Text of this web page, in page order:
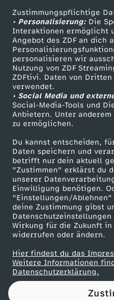
Zustimmungspflichtige
• Personalisierung:Die
Interaktionen ermöglicht
Angebot des ZDF an dich
personalisieren wir
Nutzung von ZDF
ZDFtivi. Daten von
verwendet.
• Social Media und
Social-Media-Tools und
Anbietern. Unter
zu ermöglichen.
Du kannst entscheiden,
Daten speichern und
betrifft nur dein aktuell
"Zustimmen" erklärst du
unserer
Einwilligung benötigen.
"Einstellungen/
deine Zustimmung gibst
Wirkung für die Zukunft
widerrufen oder ändern.
Hier findest du das
Weitere Informationen
Datenschutzerklärung.
Livestreams
Sendungen A-Z
TV-Programm
ZDF Unternehmen
Karriere
ZDF goes Schule
Werbefernsehen
Mainzelmännchen
Partner